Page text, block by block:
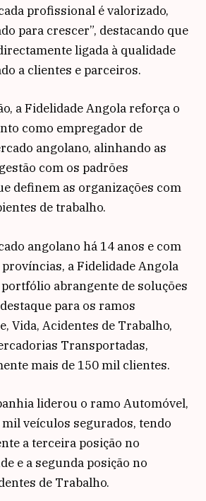
profissional é valorizado,
para crescer”, destacando que
ligada à qualidade
a clientes e parceiros.
a Fidelidade Angola reforça o
como empregador de
angolano, alinhando as
com os padrões
definem as organizações com
de trabalho.
angolano há 14 anos e com
a Fidelidade Angola
abrangente de soluções
para os ramos
Vida, Acidentes de Trabalho,
Transportadas,
mais de 150 mil clientes.
liderou o ramo Automóvel,
veículos segurados, tendo
a terceira posição no
e a segunda posição no
de Trabalho.